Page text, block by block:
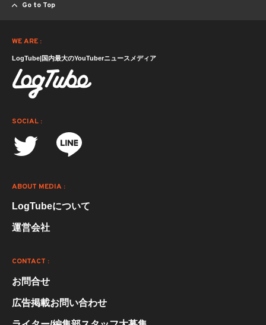
Go to Top
WE ARE :
LogTube|国内最大のYouTuberニュースメディア
SOCIAL :
ABOUT MEDIA :
LogTubeについて
運営会社
CONTACT :
お問合せ
広告掲載お問い合わせ